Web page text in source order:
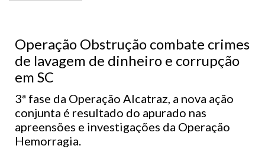
Operação Obstrução combate crimes
de lavagem de dinheiro e corrupção
em SC
3ª fase da Operação Alcatraz, a nova ação
conjunta é resultado do apurado nas
apreensões e investigações da Operação
Hemorragia.